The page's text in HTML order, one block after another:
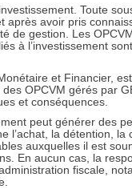
Toute
après avoir pris
de gestion. Les
à l’investissement
et Financier,
OPCVM gérés par
et conséquences.
peut générer des
l’achat, la détention, la
auxquelles il est
En aucun cas, la
fiscale,